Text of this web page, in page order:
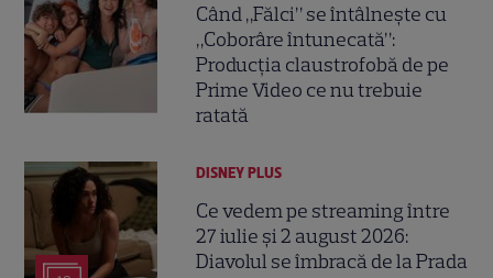
Când „Fălci” se întâlnește cu
„Coborâre întunecată”:
Producția claustrofobă de pe
Prime Video ce nu trebuie
ratată
DISNEY PLUS
Ce vedem pe streaming între
27 iulie și 2 august 2026:
Diavolul se îmbracă de la Prada